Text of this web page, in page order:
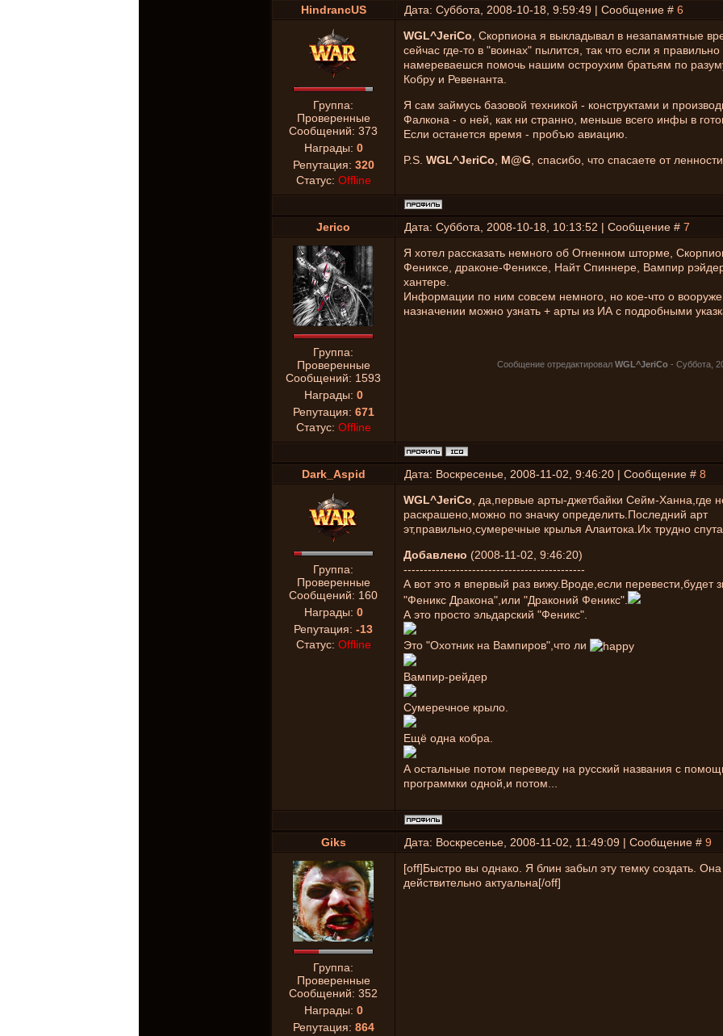
HindrancUS Дата: Суббота, 2008-10-18, 9:59:49 | Сообщение # 6
Группа:
Проверенные
Сообщений: 373
Награды: 0
Репутация: 320
Статус: Offline
WGL^JeriCo , Скорпиона я выкладывал в незапамятные
сейчас где-то в "воинах" пылится, так что если я
намереваешся помочь нашим остроухим братьям по
Кобру и Ревенанта.
Я сам займусь базовой техникой - конструктами и
Фалкона - о ней, как ни странно, меньше всего инфы в
Если останется время - пробъю авиацию.
P.S. WGL^JeriCo M@G , спасибо, что спасаете от
Jerico Дата: Суббота, 2008-10-18, 10:13:52 | Сообщение # 7
Группа:
Проверенные
Сообщений: 1593
Награды: 0
Репутация: 671
Статус: Offline
Я хотел рассказать немного об Огненном шторме,
Фениксе, драконе-Фениксе, Найт Спиннере, Вампир
хантере.
Информации по ним совсем немного, но кое-что о
назначении можно узнать + арты из ИА с подробными
Сообщение отредактировал WGL^JeriCo - Суббота,
Dark_Aspid Дата: Воскресенье, 2008-11-02, 9:46:20 | Сообщение # 8
Группа:
Проверенные
Сообщений: 160
Награды: 0
Репутация: -13
Статус: Offline
WGL^JeriCo , да,первые арты-джетбайки Сейм-Ханна,где
раскрашено,можно по значку определить.Последний арт
эт,правильно,сумеречные крылья Алаитока.Их трудно
Добавлено (2008-11-02, 9:46:20)
---------------------------------------------
А вот это я впервый раз вижу.Вроде,если перевести,будет
"Феникс Дракона",или "Драконий Феникс".
А это просто эльдарский "Феникс".
Это "Охотник на Вампиров",что ли
Вампир-рейдер
Сумеречное крыло.
Ещё одна кобра.
А остальные потом переведу на русский названия с
программки одной,и потом...
Giks Дата: Воскресенье, 2008-11-02, 11:49:09 | Сообщение # 9
Группа:
Проверенные
Сообщений: 352
Награды: 0
Репутация: 864
[off]Быстро вы однако. Я блин забыл эту темку создать. Она
действительно актуальна[/off]